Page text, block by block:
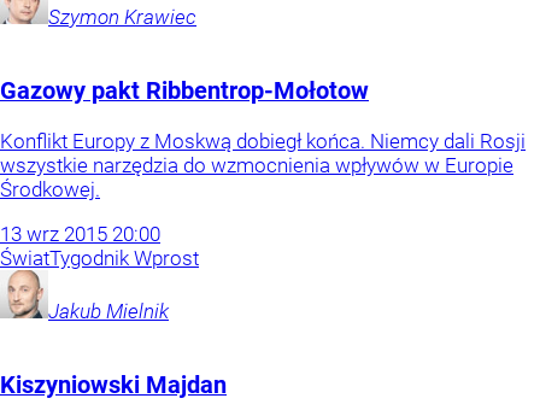
Szymon Krawiec
Gazowy pakt Ribbentrop-Mołotow
Konflikt Europy z Moskwą dobiegł końca. Niemcy dali Rosji
wszystkie narzędzia do wzmocnienia wpływów w Europie
Środkowej.
13 wrz 2015 20:00
ŚwiatTygodnik Wprost
Jakub Mielnik
Kiszyniowski Majdan